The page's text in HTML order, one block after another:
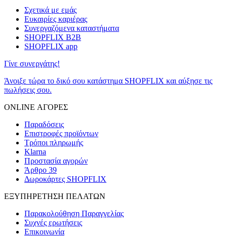
Σχετικά με εμάς
Ευκαιρίες καριέρας
Συνεργαζόμενα καταστήματα
SHOPFLIX B2B
SHOPFLIX app
Γίνε συνεργάτης!
Άνοιξε τώρα το δικό σου κατάστημα SHOPFLIX και αύξησε τις
πωλήσεις σου.
ONLINE ΑΓΟΡΕΣ
Παραδόσεις
Επιστροφές προϊόντων
Τρόποι πληρωμής
Klarna
Προστασία αγορών
Άρθρο 39
Δωροκάρτες SHOPFLIX
ΕΞΥΠΗΡΕΤΗΣΗ ΠΕΛΑΤΩΝ
Παρακολούθηση Παραγγελίας
Συχνές ερωτήσεις
Επικοινωνία